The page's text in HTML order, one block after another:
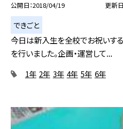
公開日 2018/04/19 更新日
できごと
今日は新入生を全校でお祝いす
を行いました。企画・運営して...
1年 2年 3年 4年 5年 6年